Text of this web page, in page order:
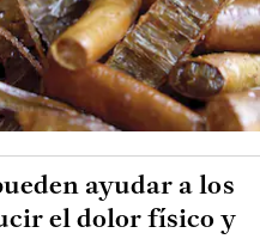
ayudar a los
el dolor físico y